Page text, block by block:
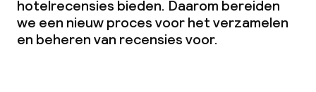
hotelrecensies bieden. Daarom bereiden
we een nieuw proces voor het verzamelen
en beheren van recensies voor.